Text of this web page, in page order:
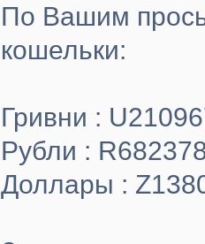
По Вашим
кошельки:
Гривни :
Рубли :
Доллары :